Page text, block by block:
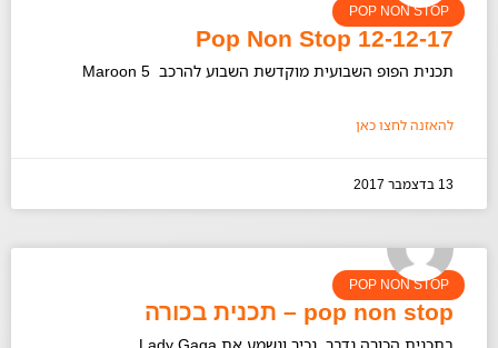
POP NON STOP
Pop Non Stop 12-12-17
תכנית הפופ השבועית מוקדשת השבוע להרכב Maroon 5
להאזנה לחצו כאן
13 בדצמבר 2017
POP NON STOP
pop non stop – תכנית בכורה